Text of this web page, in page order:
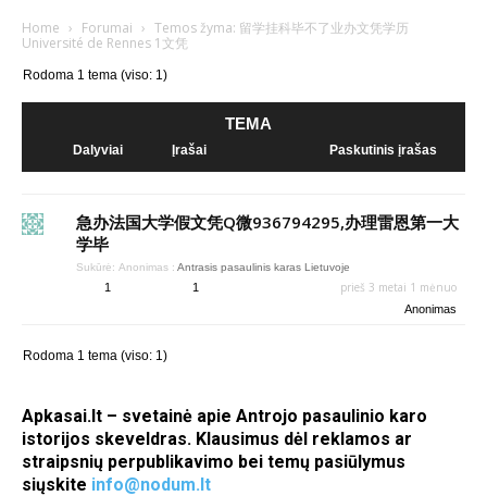
Home › Forumai › Temos žyma: 留学挂科毕不了业办文凭学历
Université de Rennes 1文凭
Rodoma 1 tema (viso: 1)
TEMA
Dalyviai Įrašai Paskutinis įrašas
急办法国大学假文凭Q微936794295,办理雷恩第一大
学毕
Sukūrė: Anonimas : Antrasis pasaulinis karas Lietuvoje
1 1 prieš 3 metai 1 mėnuo
Anonimas
Rodoma 1 tema (viso: 1)
Apkasai.lt – svetainė apie Antrojo pasaulinio karo
istorijos skeveldras. Klausimus dėl reklamos ar
straipsnių perpublikavimo bei temų pasiūlymus
siųskite info@nodum.lt